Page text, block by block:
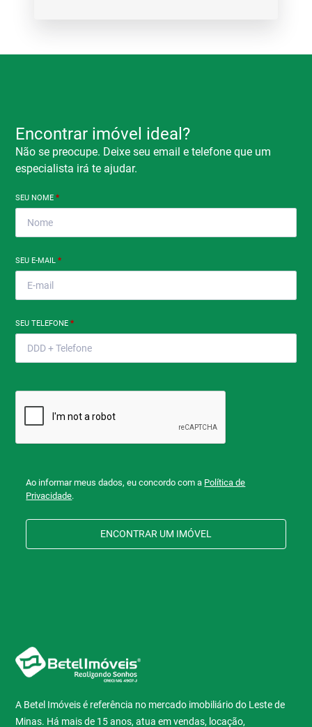
Encontrar imóvel ideal?
Não se preocupe. Deixe seu email e telefone que um
especialista irá te ajudar.
SEU NOME*
SEU E-MAIL*
SEU TELEFONE*
Ao informar meus dados, eu concordo com a Política de
Privacidade.
ENCONTRAR UM IMÓVEL
A Betel Imóveis é referência no mercado imobiliário do Leste de
Minas. Há mais de 15 anos, atua em vendas, locação,